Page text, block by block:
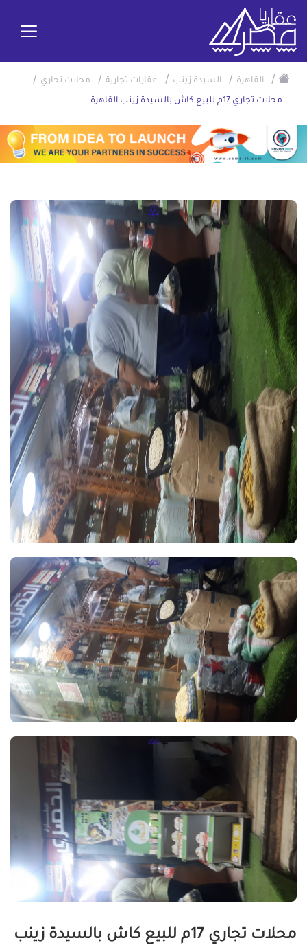
/ القاهرة / السيدة زينب / عقارات تجارية / محلات تجاري /
محلات تجاري 17م للبيع كاش بالسيدة زينب القاهرة
محلات تجاري 17م للبيع كاش بالسيدة زينب